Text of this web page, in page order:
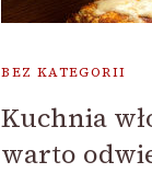
BEZ KATEGORII
Kuchnia
warto